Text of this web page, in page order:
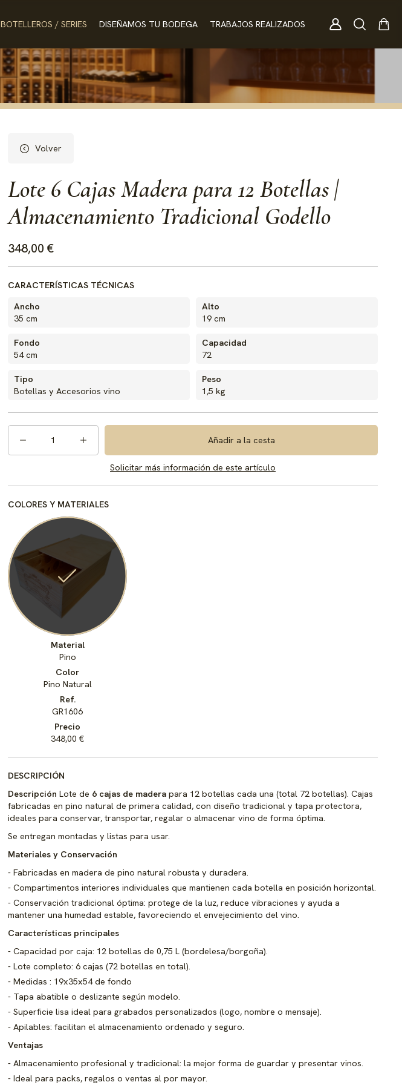
BOTELLEROS / SERIES DISEÑAMOS TU BODEGA TRABAJOS REALIZADOS
Volver
Lote 6 Cajas Madera para 12 Botellas |
Almacenamiento Tradicional Godello
348,00 €
CARACTERÍSTICAS TÉCNICAS
Ancho
35 cm
Alto
19 cm
Fondo
54 cm
Capacidad
72
Tipo
Botellas y Accesorios vino
Peso
1,5 kg
1 Añadir a la cesta
Solicitar más información de este artículo
COLORES Y MATERIALES
Material
Pino
Color
Pino Natural
Ref.
GR1606
Precio
348,00 €
DESCRIPCIÓN
Descripción Lote de 6 cajas de madera para 12 botellas cada una (total 72 botellas). Cajas
fabricadas en pino natural de primera calidad, con diseño tradicional y tapa protectora,
ideales para conservar, transportar, regalar o almacenar vino de forma óptima.
Se entregan montadas y listas para usar.
Materiales y Conservación
Fabricadas en madera de pino natural robusta y duradera.
Compartimentos interiores individuales que mantienen cada botella en posición horizontal.
Conservación tradicional óptima: protege de la luz, reduce vibraciones y ayuda a
mantener una humedad estable, favoreciendo el envejecimiento del vino.
Características principales
Capacidad por caja: 12 botellas de 0,75 L (bordelesa/borgoña).
Lote completo: 6 cajas (72 botellas en total).
Medidas : 19x35x54 de fondo
Tapa abatible o deslizante según modelo.
Superficie lisa ideal para grabados personalizados (logo, nombre o mensaje).
Apilables: facilitan el almacenamiento ordenado y seguro.
Ventajas
Almacenamiento profesional y tradicional: la mejor forma de guardar y presentar vinos.
Ideal para packs, regalos o ventas al por mayor.